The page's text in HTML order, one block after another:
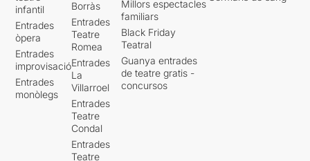
infantil
Entrades
òpera
Entrades
improvisació
Entrades
monòlegs
Borràs
Entrades
Teatre
Romea
Entrades
La
Villarroel
Entrades
Teatre
Condal
Entrades
Teatre
Millors espectacles
familiars
Black Friday
Teatral
Guanya entrades
de teatre gratis -
concursos